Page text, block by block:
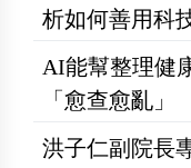
析如何善用科
AI能幫整理健
「愈查愈亂
洪子仁副院長